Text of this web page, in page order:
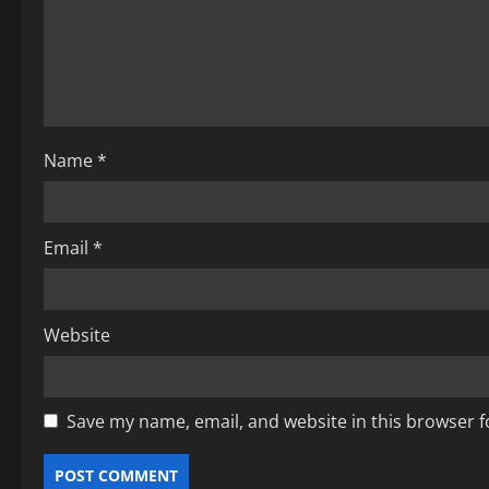
n
Name*
Email *
Website
Save my name, email, and website in this browser